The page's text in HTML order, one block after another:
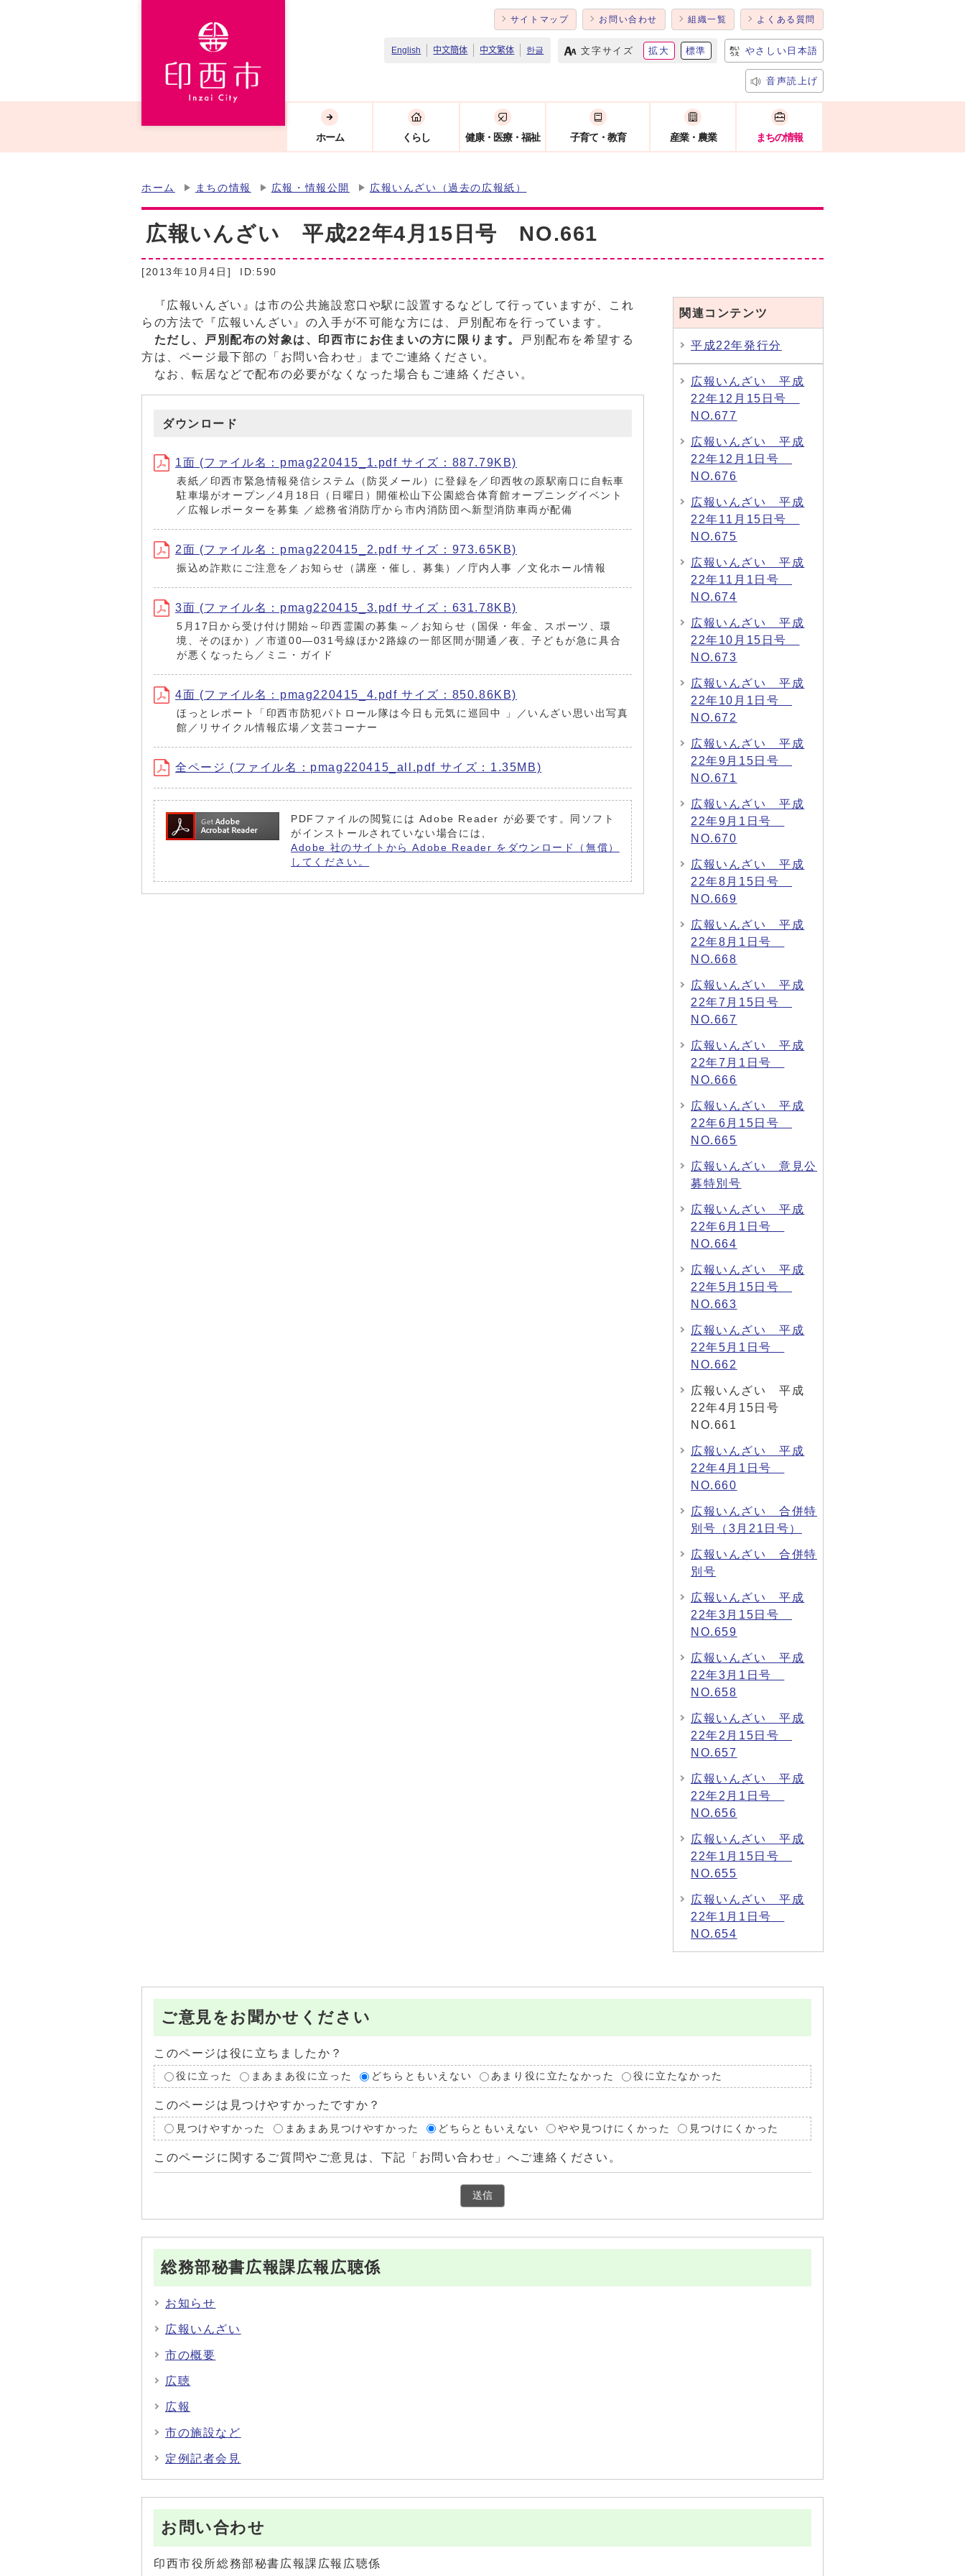
サイトマップ お問い合わせ 組織一覧 よくある質問
English 中文簡体 中文繁体 한글 文字サイズ 拡大 標準 やさしい日本語
音声読上げ
ホーム くらし 健康・医療・福祉 子育て・教育 産業・農業 まちの情報
ホーム まちの情報 広報・情報公開 広報いんざい（過去の広報紙）
広報いんざい 平成22年4月15日号 NO.661
[2013年10月4日] ID:590
『広報いんざい』は市の公共施設窓口や駅に設置するなどして行っていますが、これ
らの方法で『広報いんざい』の入手が不可能な方には、戸別配布を行っています。
ただし、戸別配布の対象は、印西市にお住まいの方に限ります。
戸別配布を希望する
方は、ページ最下部の「お問い合わせ」までご連絡ください。
なお、転居などで配布の必要がなくなった場合もご連絡ください。
ダウンロード
1面 (ファイル名：pmag220415_1.pdf サイズ：887.79KB)
表紙／印西市緊急情報発信システム（防災メール）に登録を／印西牧の原駅南口に自転車
駐車場がオープン／4月18日（日曜日）開催松山下公園総合体育館オープニングイベント
／広報レポーターを募集 ／総務省消防庁から市内消防団へ新型消防車両が配備
2面 (ファイル名：pmag220415_2.pdf サイズ：973.65KB)
振込め詐欺にご注意を／お知らせ（講座・催し、募集）／庁内人事 ／文化ホール情報
3面 (ファイル名：pmag220415_3.pdf サイズ：631.78KB)
5月17日から受け付け開始～印西霊園の募集～／お知らせ（国保・年金、スポーツ、環
境、そのほか）／市道00―031号線ほか2路線の一部区間が開通／夜、子どもが急に具合
が悪くなったら／ミニ・ガイド
4面 (ファイル名：pmag220415_4.pdf サイズ：850.86KB)
ほっとレポート「印西市防犯パトロール隊は今日も元気に巡回中 」／いんざい思い出写真
館／リサイクル情報広場／文芸コーナー
全ページ (ファイル名：pmag220415_all.pdf サイズ：1.35MB)
PDFファイルの閲覧には Adobe Reader が必要です。同ソフト
がインストールされていない場合には、
Adobe 社のサイトから Adobe Reader をダウンロード（無償）
してください。
関連コンテンツ
平成22年発行分
広報いんざい 平成
22年12月15日号
NO.677
広報いんざい 平成
22年12月1日号
NO.676
広報いんざい 平成
22年11月15日号
NO.675
広報いんざい 平成
22年11月1日号
NO.674
広報いんざい 平成
22年10月15日号
NO.673
広報いんざい 平成
22年10月1日号
NO.672
広報いんざい 平成
22年9月15日号
NO.671
広報いんざい 平成
22年9月1日号
NO.670
広報いんざい 平成
22年8月15日号
NO.669
広報いんざい 平成
22年8月1日号
NO.668
広報いんざい 平成
22年7月15日号
NO.667
広報いんざい 平成
22年7月1日号
NO.666
広報いんざい 平成
22年6月15日号
NO.665
広報いんざい 意見公
募特別号
広報いんざい 平成
22年6月1日号
NO.664
広報いんざい 平成
22年5月15日号
NO.663
広報いんざい 平成
22年5月1日号
NO.662
広報いんざい 平成
22年4月15日号
NO.661
広報いんざい 平成
22年4月1日号
NO.660
広報いんざい 合併特
別号（3月21日号）
広報いんざい 合併特
別号
広報いんざい 平成
22年3月15日号
NO.659
広報いんざい 平成
22年3月1日号
NO.658
広報いんざい 平成
22年2月15日号
NO.657
広報いんざい 平成
22年2月1日号
NO.656
広報いんざい 平成
22年1月15日号
NO.655
広報いんざい 平成
22年1月1日号
NO.654
ご意見をお聞かせください
このページは役に立ちましたか？
役に立った まあまあ役に立った どちらともいえない あまり役に立たなかった 役に立たなかった
このページは見つけやすかったですか？
見つけやすかった まあまあ見つけやすかった どちらともいえない やや見つけにくかった 見つけにくかった
このページに関するご質問やご意見は、下記「お問い合わせ」へご連絡ください。
総務部秘書広報課広報広聴係
お知らせ
広報いんざい
市の概要
広聴
広報
市の施設など
定例記者会見
お問い合わせ
印西市役所総務部秘書広報課広報広聴係